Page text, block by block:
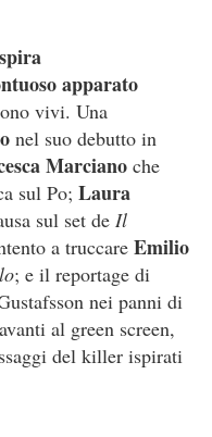
apparato
vivi. Una
nel suo debutto in
Marciano che
sul Po; Laura
sul set de Il
a truccare Emilio
; e il reportage di
nei panni di
al green screen,
del killer ispirati